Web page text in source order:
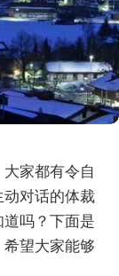
家都有令自
对话的体裁
吗？下面是
望大家能够